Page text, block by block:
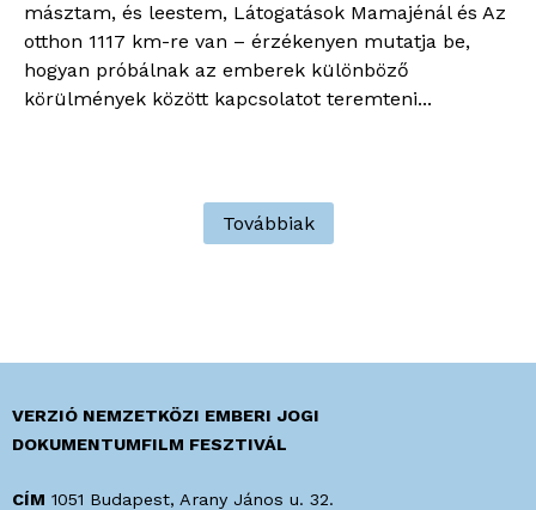
másztam, és leestem, Látogatások Mamajénál és Az
otthon 1117 km-re van – érzékenyen mutatja be,
hogyan próbálnak az emberek különböző
körülmények között kapcsolatot teremteni...
Továbbiak
VERZIÓ NEMZETKÖZI EMBERI JOGI
DOKUMENTUMFILM FESZTIVÁL
CÍM 1051 Budapest, Arany János u. 32.